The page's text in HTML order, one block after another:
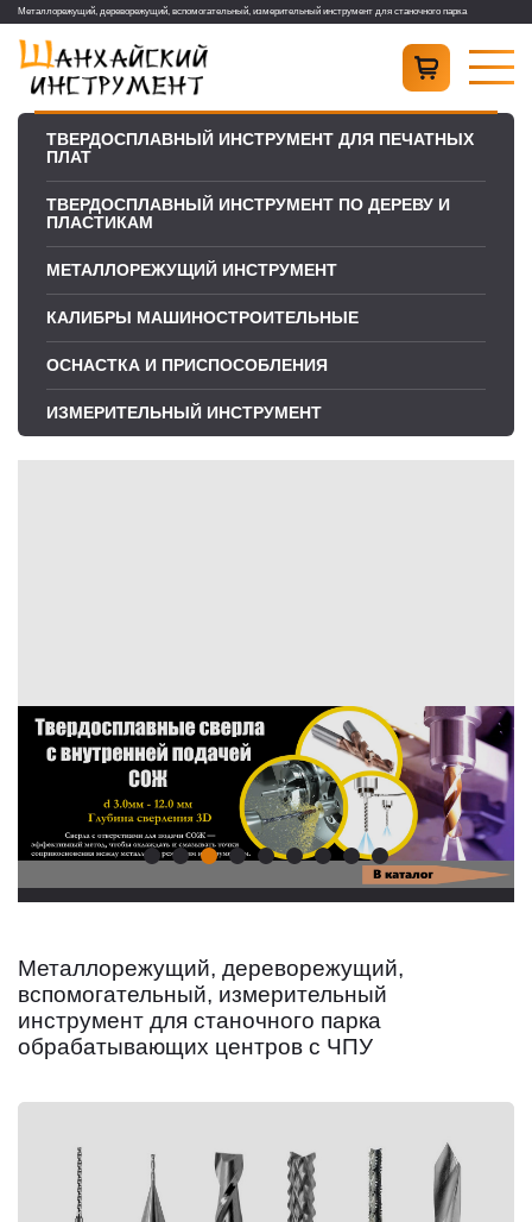
Металлорежущий, дереворежущий, вспомогательный, измерительный инструмент для станочного парка
ТВЕРДОСПЛАВНЫЙ ИНСТРУМЕНТ ДЛЯ ПЕЧАТНЫХ
ПЛАТ
ТВЕРДОСПЛАВНЫЙ ИНСТРУМЕНТ ПО ДЕРЕВУ И
ПЛАСТИКАМ
МЕТАЛЛОРЕЖУЩИЙ ИНСТРУМЕНТ
КАЛИБРЫ МАШИНОСТРОИТЕЛЬНЫЕ
ОСНАСТКА И ПРИСПОСОБЛЕНИЯ
ИЗМЕРИТЕЛЬНЫЙ ИНСТРУМЕНТ
Металлорежущий, дереворежущий,
вспомогательный, измерительный
инструмент для станочного парка
обрабатывающих центров с ЧПУ